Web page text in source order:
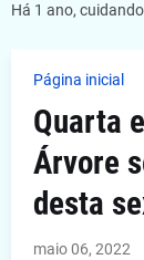
Há 1 ano,
Página inicial
Quarta
Árvore
desta
maio 06, 2022